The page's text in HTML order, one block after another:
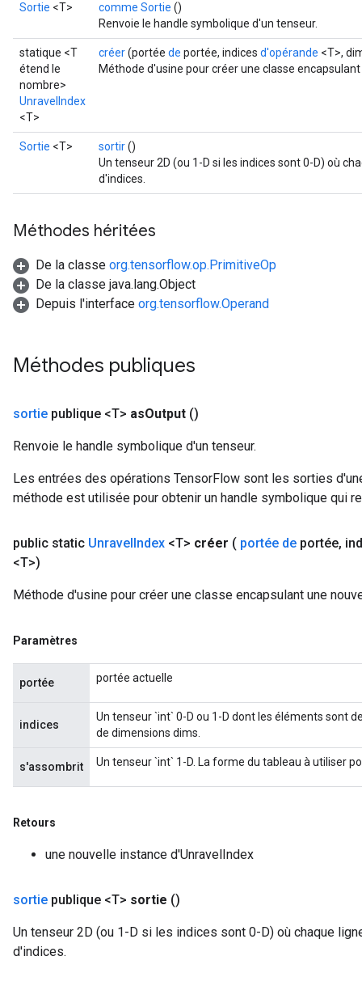
Sortie <T> comme Sortie ()
Renvoie le handle symbolique d'un tenseur.
statique <T
étend le
nombre>
UnravelIndex
<T>
créer(portée de portée, indices d'opérande <T>,
Méthode d'usine pour créer une classe
Sortie <T> sortir()
Un tenseur 2D (ou 1-D si les indices sont 0-D) où
d'indices.
Méthodes héritées
De la classe org.tensorflow.op.PrimitiveOp
De la classe java.lang.Object
Depuis l'interface org.tensorflow.Operand
Méthodes publiques
sortie publique <T> asOutput ()
Renvoie le handle symbolique d'un tenseur.
Les entrées des opérations TensorFlow sont les sorties
méthode est utilisée pour obtenir un handle symbolique qui
public static UnravelIndex <T> créer ( portée de portée,
<T>)
Méthode d'usine pour créer une classe encapsulant une
Paramètres
portée portée actuelle
indices
Un tenseur `int` 0-D ou 1-D dont les éléments sont
de dimensions dims.
s'assombrit Un tenseur `int` 1-D. La forme du tableau à utiliser
Retours
une nouvelle instance d'UnravelIndex
sortie publique <T> sortie ()
Un tenseur 2D (ou 1-D si les indices sont 0-D) où chaque
d'indices.